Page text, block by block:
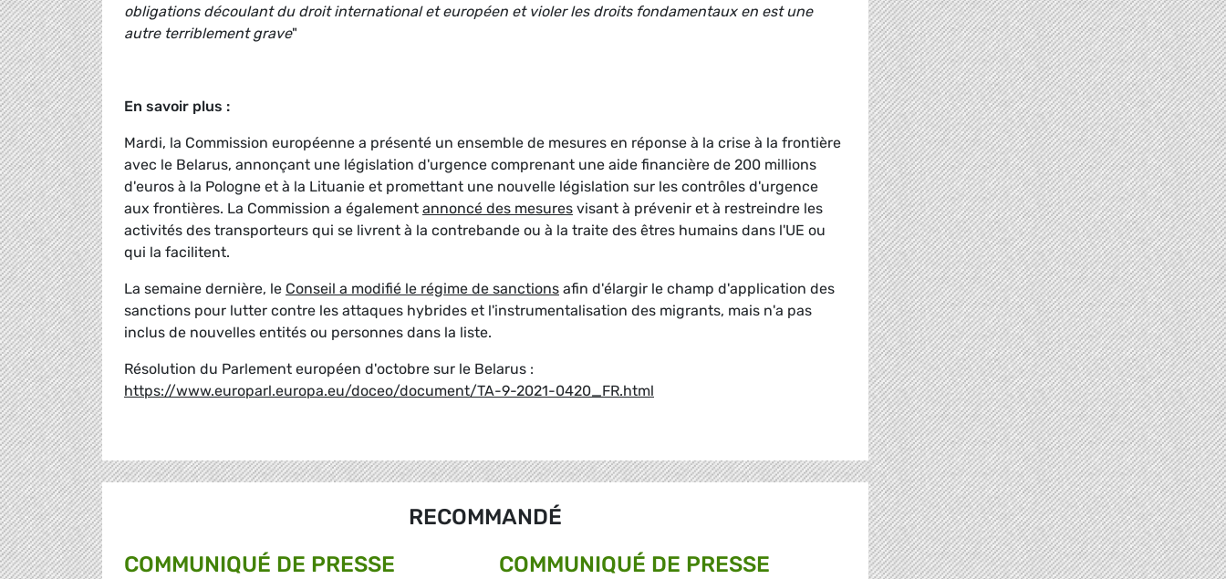
obligations découlant du droit international et européen et violer les droits fondamentaux en est une
autre terriblement grave"
En savoir plus :
Mardi, la Commission européenne a présenté un ensemble de mesures en réponse à la crise à la frontière
avec le Belarus, annonçant une législation d'urgence comprenant une aide financière de 200 millions
d'euros à la Pologne et à la Lituanie et promettant une nouvelle législation sur les contrôles d'urgence
aux frontières. La Commission a également annoncé des mesures visant à prévenir et à restreindre les
activités des transporteurs qui se livrent à la contrebande ou à la traite des êtres humains dans l'UE ou
qui la facilitent.
La semaine dernière, le Conseil a modifié le régime de sanctions afin d'élargir le champ d'application des
sanctions pour lutter contre les attaques hybrides et l'instrumentalisation des migrants, mais n'a pas
inclus de nouvelles entités ou personnes dans la liste.
Résolution du Parlement européen d'octobre sur le Belarus :
https://www.europarl.europa.eu/doceo/document/TA-9-2021-0420_FR.html
RECOMMANDÉ
COMMUNIQUÉ DE PRESSE
COMMUNIQUÉ DE PRESSE